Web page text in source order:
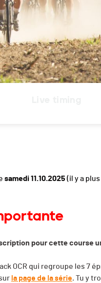
samedi 11.10.2025 (il y a
pour cette course
OCR qui regroupe les 7
la page de la série. Tu y